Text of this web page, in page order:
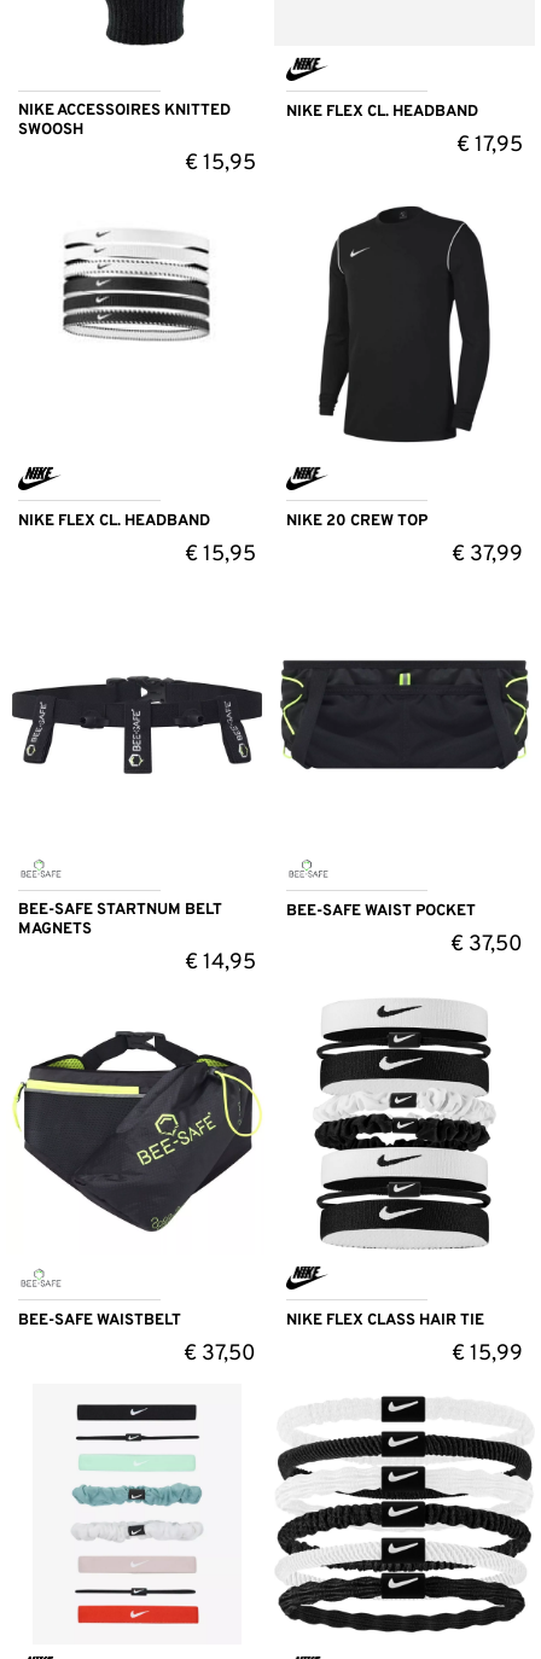
NIKE ACCESSOIRES KNITTED
SWOOSH
€15,95
NIKE FLEX CL. HEADBAND
€17,95
NIKE FLEX CL. HEADBAND
€15,95
NIKE 20 CREW TOP
€ 37,99
BEE-SAFE STARTNUM BELT
MAGNETS
€14,95
BEE-SAFE WAIST POCKET
€ 37,50
BEE-SAFE WAISTBELT
€37,50
NIKE FLEX CLASS HAIR TIE
€15,99